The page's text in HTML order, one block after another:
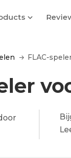
FLAC-